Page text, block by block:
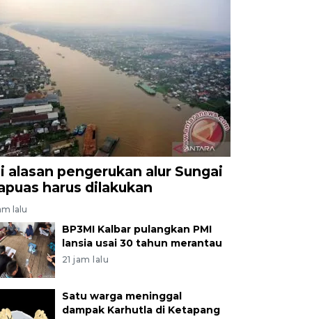
alasan pengerukan alur Sungai
harus dilakukan
lalu
BP3MI Kalbar pulangkan PMI
lansia usai 30 tahun merantau
21 jam lalu
Satu warga meninggal
dampak Karhutla di Ketapang